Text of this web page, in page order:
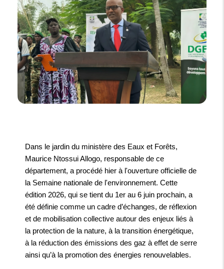
Dans le jardin du ministère des Eaux et Forêts,
Maurice Ntossui Allogo, responsable de ce
département, a procédé hier à l'ouverture officielle de
la Semaine nationale de l'environnement. Cette
édition 2026, qui se tient du 1er au 6 juin prochain, a
été définie comme un cadre d’échanges, de réflexion
et de mobilisation collective autour des enjeux liés à
la protection de la nature, à la transition énergétique,
à la réduction des émissions des gaz à effet de serre
ainsi qu’à la promotion des énergies renouvelables.